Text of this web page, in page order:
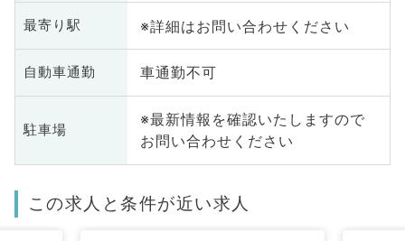
最寄り駅 ※詳細はお問い合わせください
自動車通勤 車通勤不可
駐車場
※最新情報を確認いたしますので
お問い合わせください
この求人と条件が近い求人